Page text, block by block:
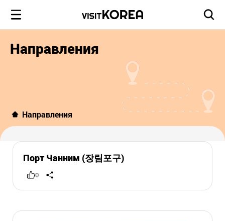
Направления
Направления
Порт Чанним (장림포구)
0